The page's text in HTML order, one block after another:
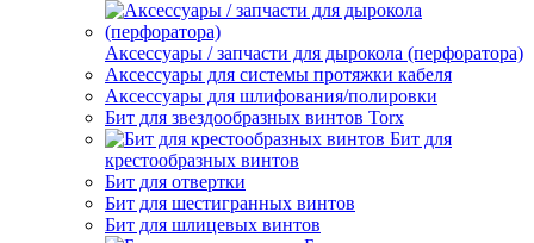
Аксессуары / запчасти для дырокола (перфоратора)
Аксессуары для системы протяжки кабеля
Аксессуары для шлифования/полировки
Бит для звездообразных винтов Torx
Бит для
крестообразных винтов
Бит для отвертки
Бит для шестигранных винтов
Бит для шлицевых винтов